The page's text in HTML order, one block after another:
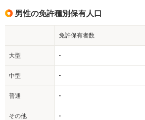
男性の免許種別保有人口
免許保有者数
大型 -
中型 -
普通 -
その他 -